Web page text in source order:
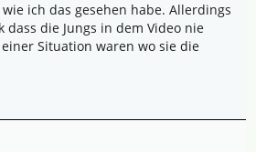
ich das gesehen habe. Allerdings
dass die Jungs in dem Video nie
Situation waren wo sie die